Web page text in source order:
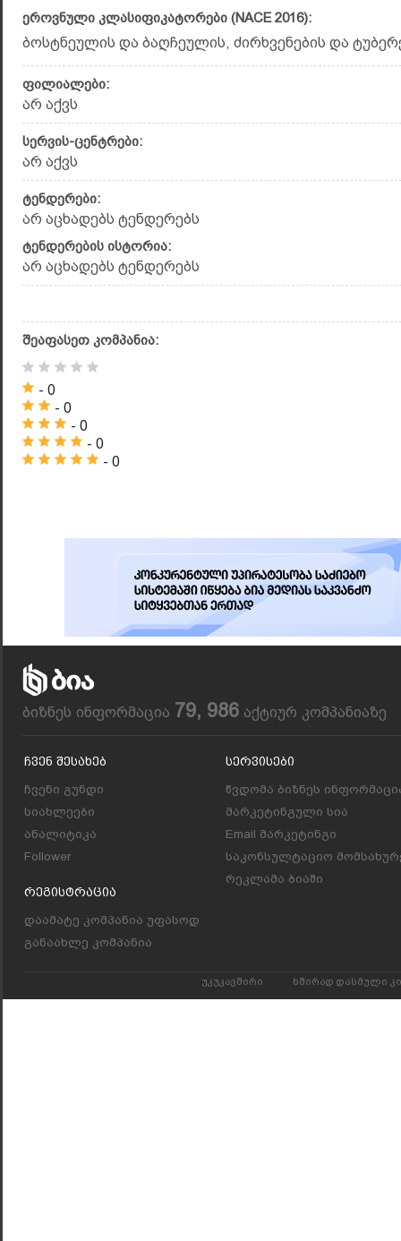
ეროვნული კლასიფიკატორები (NACE 2016):
ბოსტნეულის და ბაღჩეულის, ძირხვენების და
ფილიალები:
არ აქვს
სერვის-ცენტრები:
არ აქვს
ტენდერები:
არ აცხადებს ტენდერებს
ტენდერების ისტორია:
არ აცხადებს ტენდერებს
შეაფასეთ კომპანია:
- 0
- 0
- 0
- 0
- 0
ბიზნეს ინფორმაცია 79, 986 აქტიურ კომპანიაზე
Ჩვენ Შესახებ
ჩვენი გუნდი
სიახლეები
ანალიტიკა
Follower
Რეგისტრაცია
დაამატე კომპანია უფასოდ
განაახლე კომპანია
Სერვისები
წვდომა ბიზნეს
მარკეტინგული სია
Email მარკეტინგი
საკონსულტაციო
რეკლამა ბიაში
უკუკავშირი ხშირად დასმული